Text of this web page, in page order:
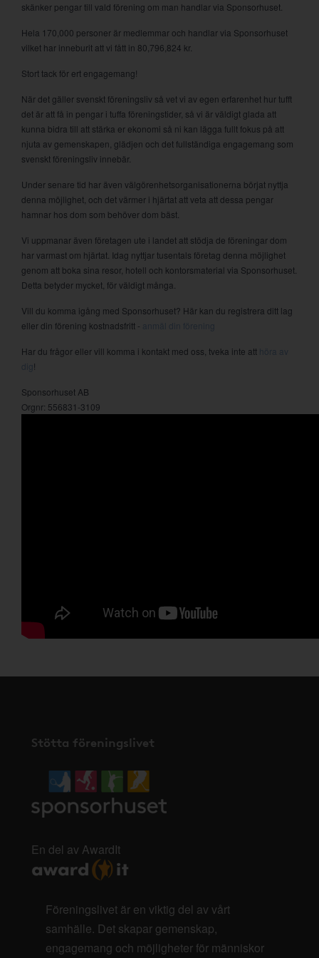
skänker pengar till vald förening om man handlar via Sponsorhuset.
Hela 170,000 personer är medlemmar och handlar via Sponsorhuset
vilket har inneburit att vi fått in 80,796,824 kr.
Stort tack för ert engagemang!
När det gäller svenskt föreningsliv så vet vi av egen erfarenhet hur tufft
det är att få in pengar i tuffa föreningstider, så vi är väldigt glada att
kunna bidra till att stärka er ekonomi så ni kan lägga fullt fokus på att
njuta av gemenskapen, glädjen och det fullständiga engagemang som
svenskt föreningsliv innebär.
Under senare tid har även välgörenhetsorganisationerna börjat nyttja
denna möjlighet, och det värmer i hjärtat att veta att dessa pengar
hamnar hos dom som behöver dom bäst.
Vi uppmanar även företagen ute i landet att stödja de föreningar dom
har varmast om hjärtat. Idag nyttjar tusentals företag denna möjlighet
genom att boka sina resor, hotell och kontorsmaterial via Sponsorhuset.
Detta betyder mycket, för väldigt många.
Vill du komma igång med Sponsorhuset? Här kan du registrera ditt lag
eller din förening kostnadsfritt -
anmäl din förening
Har du frågor eller vill komma i kontakt med oss, tveka inte att höra av
!
Sponsorhuset AB
Orgnr: 556831-3109
Stötta föreningslivet
En del av AwardIt
Föreningslivet är en viktig del av vårt
samhälle. Det skapar gemenskap,
engagemang och möjligheter för människor